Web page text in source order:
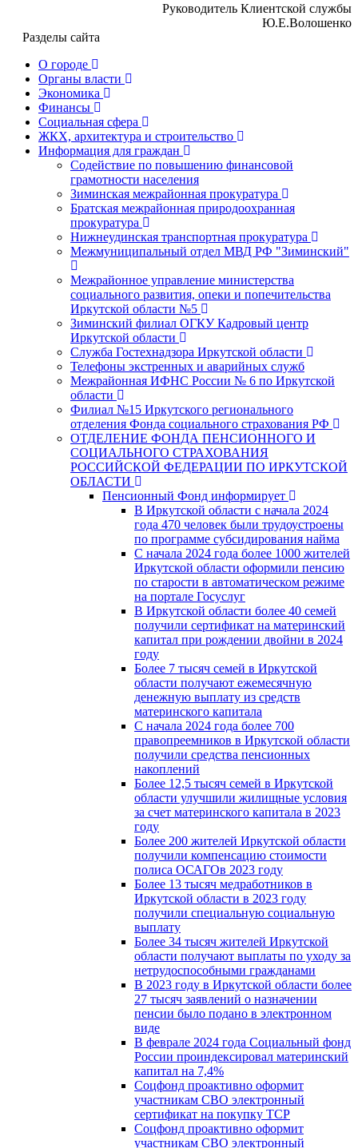
Руководитель Клиентской службы
Ю.Е.Волошенко
Разделы сайта
О городе
Органы власти
Экономика
Финансы
Социальная сфера
ЖКХ, архитектура и строительство
Информация для граждан
Содействие по повышению финансовой
грамотности населения
Зиминская межрайонная прокуратура
Братская межрайонная природоохранная
прокуратура
Нижнеудинская транспортная прокуратура
Межмуниципальный отдел МВД РФ "Зиминский"
Межрайонное управление министерства
социального развития, опеки и попечительства
Иркутской области №5
Зиминский филиал ОГКУ Кадровый центр
Иркутской области
Служба Гостехнадзора Иркутской области
Телефоны экстренных и аварийных служб
Межрайонная ИФНС России № 6 по Иркутской
области
Филиал №15 Иркутского регионального
отделения Фонда социального страхования РФ
ОТДЕЛЕНИЕ ФОНДА ПЕНСИОННОГО И
СОЦИАЛЬНОГО СТРАХОВАНИЯ
РОССИЙСКОЙ ФЕДЕРАЦИИ ПО ИРКУТСКОЙ
ОБЛАСТИ
Пенсионный Фонд информирует
В Иркутской области с начала 2024
года 470 человек были трудоустроены
по программе субсидирования найма
С начала 2024 года более 1000 жителей
Иркутской области оформили пенсию
по старости в автоматическом режиме
на портале Госуслуг
В Иркутской области более 40 семей
получили сертификат на материнский
капитал при рождении двойни в 2024
году
Более 7 тысяч семей в Иркутской
области получают ежемесячную
денежную выплату из средств
материнского капитала
С начала 2024 года более 700
правопреемников в Иркутской области
получили средства пенсионных
накоплений
Более 12,5 тысяч семей в Иркутской
области улучшили жилищные условия
за счет материнского капитала в 2023
году
Более 200 жителей Иркутской области
получили компенсацию стоимости
полиса ОСАГОв 2023 году
Более 13 тысяч медработников в
Иркутской области в 2023 году
получили специальную социальную
выплату
Более 34 тысяч жителей Иркутской
области получают выплаты по уходу за
нетрудоспособными гражданами
В 2023 году в Иркутской области более
27 тысяч заявлений о назначении
пенсии было подано в электронном
виде
В феврале 2024 года Социальный фонд
России проиндексировал материнский
капитал на 7,4%
Соцфонд проактивно оформит
участникам СВО электронный
сертификат на покупку ТСР
Соцфонд проактивно оформит
участникам СВО электронный